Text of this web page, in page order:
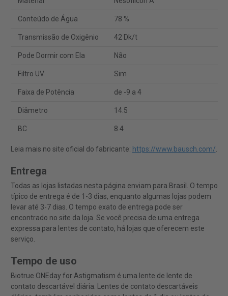
Conteúdo de Água 78 %
Transmissão de Oxigênio 42 Dk/t
Pode Dormir com Ela Não
Filtro UV Sim
Faixa de Potência de -9 a 4
Diâmetro 14.5
BC 8.4
Leia mais no site oficial do fabricante: https://www.bausch.com/.
Entrega
Todas as lojas listadas nesta página enviam para Brasil. O tempo
típico de entrega é de 1-3 dias, enquanto algumas lojas podem
levar até 3-7 dias. O tempo exato de entrega pode ser
encontrado no site da loja. Se você precisa de uma entrega
expressa para lentes de contato, há lojas que oferecem este
serviço.
Tempo de uso
Biotrue ONEday for Astigmatism é uma lente de lente de
contato descartável diária. Lentes de contato descartáveis